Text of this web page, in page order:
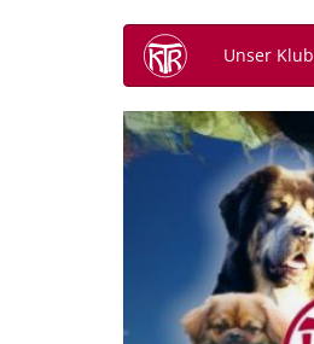
Unser Klub
Previous